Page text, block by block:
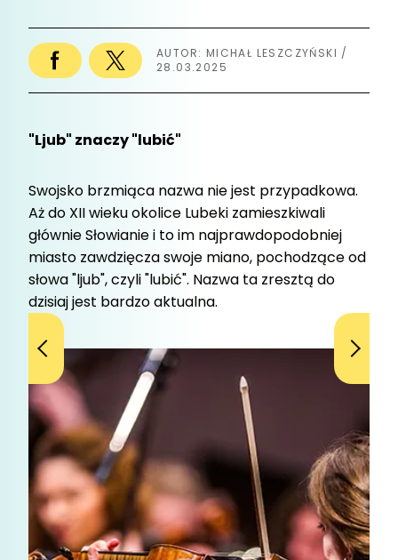
AUTOR: MICHAŁ LESZCZYŃSKI /
28.03.2025
"Ljub" znaczy "lubić"
Swojsko brzmiąca nazwa nie jest przypadkowa.
Aż do XII wieku okolice Lubeki zamieszkiwali
głównie Słowianie i to im najprawdopodobniej
miasto zawdzięcza swoje miano, pochodzące od
słowa "ljub", czyli "lubić". Nazwa ta zresztą do
dzisiaj jest bardzo aktualna.